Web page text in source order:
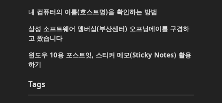
내 컴퓨터의 이름(호스트명)을 확인하는 방법
삼성 소프트웨어 멤버십(부산센터) 오프닝데이를 구경하
고 왔습니다
윈도우 10용 포스트잇, 스티커 메모(Sticky Notes) 활용
하기
Tags